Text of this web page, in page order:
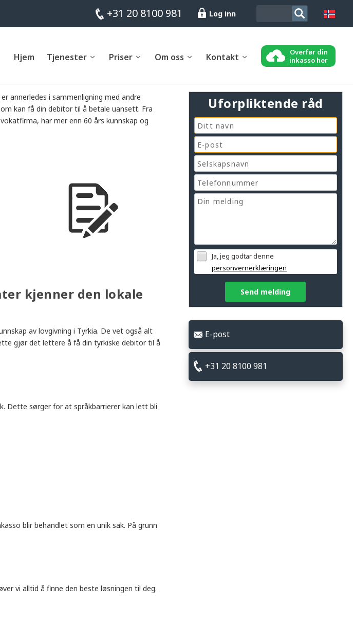
+31 20 8100 981 Log inn
Hjem Tjenester Priser Om oss Kontakt
Overfør din
inkasso her
annerledes i sammenligning med andre
kan få din debitor til å betale uansett. Fra
har mer enn 60 års kunnskap og
kjenner den lokale
av lovgivning i Tyrkia. De vet også alt
gjør det lettere å få din tyrkiske debitor til å
Dette sørger for at språkbarrierer kan lett bli
blir behandlet som en unik sak. På grunn
vi alltid å finne den beste løsningen til deg.
Uforpliktende råd
Ja, jeg godtar denne
personvernerklæringen
Send melding
E-post
+31 20 8100 981